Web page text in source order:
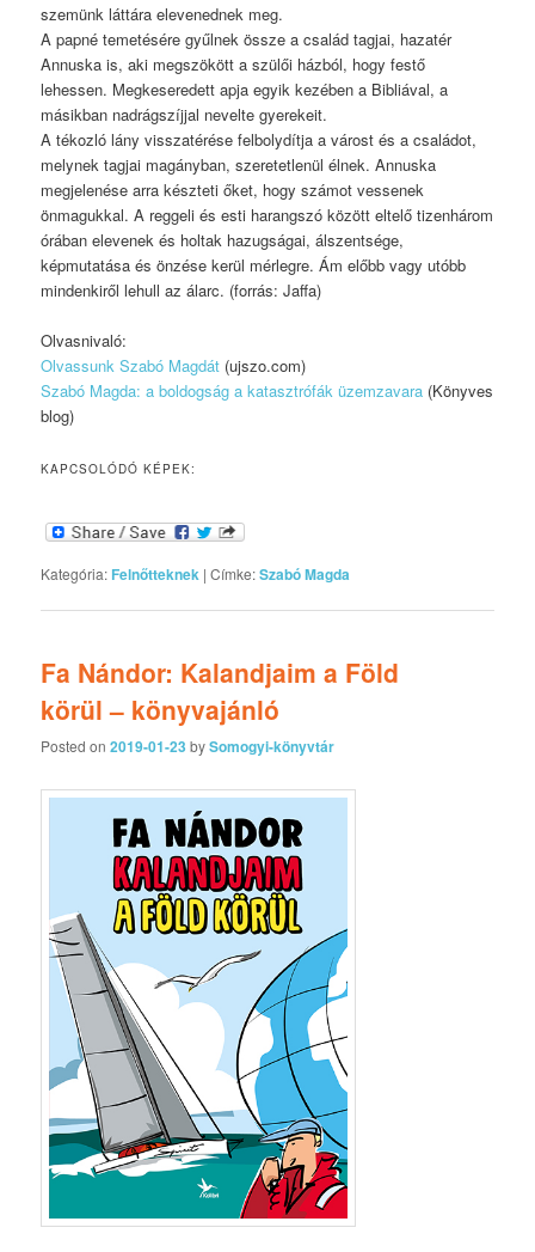
szemünk láttára elevenednek meg.
A papné temetésére gyűlnek össze a család tagjai, hazatér
Annuska is, aki megszökött a szülői házból, hogy festő
lehessen. Megkeseredett apja egyik kezében a Bibliával, a
másikban nadrágszíjjal nevelte gyerekeit.
A tékozló lány visszatérése felbolydítja a várost és a családot,
melynek tagjai magányban, szeretetlenül élnek. Annuska
megjelenése arra készteti őket, hogy számot vessenek
önmagukkal. A reggeli és esti harangszó között eltelő tizenhárom
órában elevenek és holtak hazugságai, álszentsége,
képmutatása és önzése kerül mérlegre. Ám előbb vagy utóbb
mindenkiről lehull az álarc. (forrás: Jaffa)
Olvasnivaló:
Olvassunk Szabó Magdát (ujszo.com)
Szabó Magda: a boldogság a katasztrófák üzemzavara (Könyves
blog)
KAPCSOLÓDÓ KÉPEK:
Kategória: Felnőtteknek |Címke:Szabó Magda
Fa Nándor: Kalandjaim a Föld
körül – könyvajánló
Posted on2019-01-23 bySomogyi-könyvtár